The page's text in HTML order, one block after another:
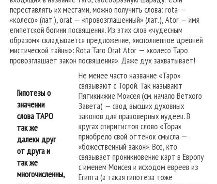
переставлять их местами, можно получить слова: rota —
«колесо» (лат.), orat — «провозглашенный» (лат.), Ator — имя
египетской богини посвящения. Из этих слов «чудесным
образом» складывается предложение, «исполненное древней
мистической тайны»: Rota Taro Orat Ator — «колесо Таро
провозглашает закон посвящения». Даже дух захватывает!
Гипотезы о
значении
слова ТАРО
так же
далеки друг
от друга и
так же
многочисленны,
Не менее часто название «Таро»
связывают с Торой. Так называют
Пятикнижие Моисея (см. начало Ветхого
Завета) — свод высших духовных
законов для правоверных иудеев. В
кругах спиритистов слово «Тора»
приобрело свой оттенок смысла —
«божественный закон». Все, кто
связывает проникновение карт в Европу
с именем Моисея и исходом евреев из
Египта (а такая гипотеза тоже